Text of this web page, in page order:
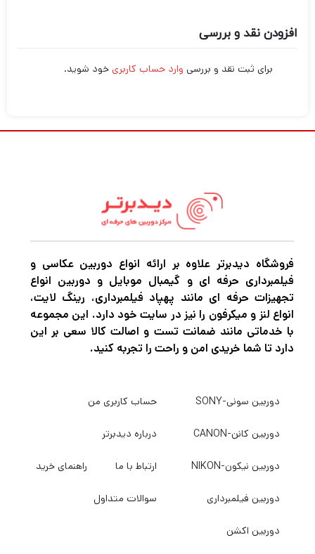
افزودن نقد و بررسی
برای ثبت نقد و بررسی وارد حساب کاربری خود شوید.
فروشگاه دیدبرتر علاوه بر ارائه انواع دوربین عکاسی و
فیلمبرداری حرفه ای و گیمبال موبایل و دوربین انواع
تجهیزات حرفه ای مانند پهپاد فیلمبرداری، رینگ لایت،
انواع لنز و میکرفون را نیز در سایت خود دارد. این مجموعه
با خدماتی مانند ضمانت تست و اصالت کالا سعی بر این
دارد تا شما خریدی امن و راحت را تجربه کنید.
دوربین سونی-SONY
دوربین کانن-CANON
دوربین نیکون-NIKON
دوربین فیلمبرداری
دوربین اکشن
حساب کاربری من
درباره دیدبرتر
ارتباط با ما راهنمای خرید
سوالات متداول